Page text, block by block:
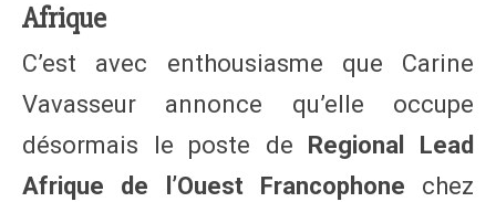
Afrique
C’est avec enthousiasme que Carine
Vavasseur annonce qu’elle occupe
désormais le poste de Regional Lead
Afrique de l’Ouest Francophone chez